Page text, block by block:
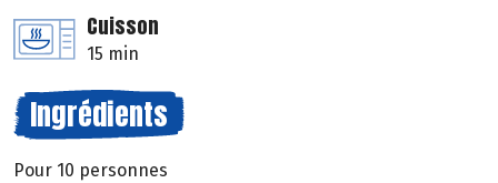
Cuisson
15 min
Ingrédients
Pour 10 personnes